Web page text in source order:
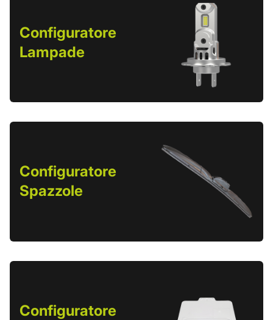
Configuratore
Lampade
Configuratore
Spazzole
Configuratore